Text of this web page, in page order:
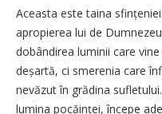
Aceasta este taina
apropierea lui de
dobândirea luminii care
deșartă, ci smerenia care
nevăzut în grădina
lumina pocăinței, începe